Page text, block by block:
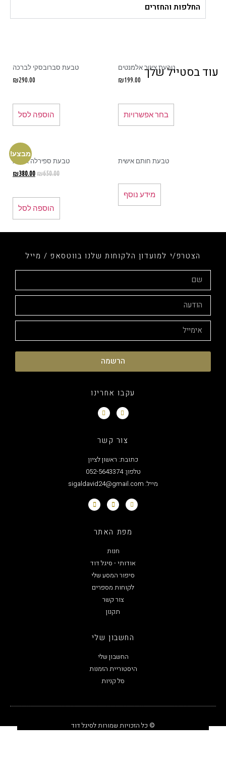
החלפות והחזרים
בסטייל שלך
טבעת צינור אלמנטים
₪199.00
בחר אפשרויות
טבעת סברובסקי לברכה
₪290.00
הוספה לסל
טבעת חותם אישית
מידע נוסף
מבצע!
טבעת ספירלה אישית
₪650.00
₪380.00
הוספה לסל
הצטרפ/י למועדון הלקוחות שלנו בווטסאפ / מייל
הרשמה
עקבו אחרינו
צור קשר
כתובת: ראשון לציון
טלפון: 052-5643374
מפת האתר
אודותי - סיגל דוד
סיפור המסע שלי
לקוחות מספרים
צור קשר
החשבון שלי
החשבון שלי
היסטוריית הזמנות
סל קניות
© כל הזכויות שמורות לסיגל דוד